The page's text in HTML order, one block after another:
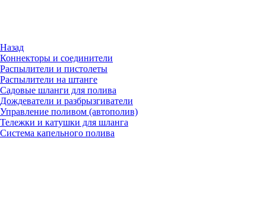
Назад
Коннекторы и соединители
Распылители и пистолеты
Распылители на штанге
Садовые шланги для полива
Дождеватели и разбрызгиватели
Управление поливом (автополив)
Тележки и катушки для шланга
Система капельного полива